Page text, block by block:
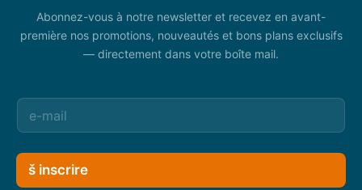
Abonnez-vous à notre newsletter et recevez en avant-
première nos promotions, nouveautés et bons plans exclusifs
— directement dans votre boîte mail.
š inscrire